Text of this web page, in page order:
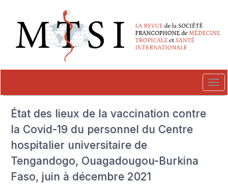
##plugins.themes.novelty.accessible_menu.main_navigation##
##plugins.themes.novelty.accessible_menu.main_content##
##plugins.themes.novelty.accessible_menu.sidebar##
État des lieux de la vaccination contre
la Covid-19 du personnel du Centre
hospitalier universitaire de
Tengandogo, Ouagadougou-Burkina
Faso, juin à décembre 2021